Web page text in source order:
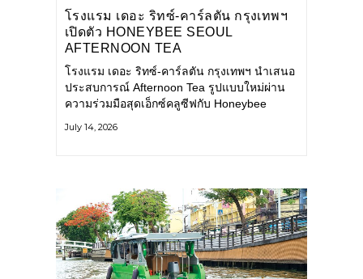
โรงแรม เดอะ ริทซ์-คาร์ลตัน กรุงเทพฯ
เปิดตัว HONEYBEE SEOUL
AFTERNOON TEA
COLLABORATION ณ คาเลโอ
(CALEŌ) ชวนสัมผัสเสน่ห์ของขนม
หวานร่วมสมัยจากกรุงโซล
โรงแรม เดอะ ริทซ์-คาร์ลตัน กรุงเทพฯ นำเสนอ
ประสบการณ์ Afternoon Tea รูปแบบใหม่ผ่าน
ความร่วมมือสุดเอ็กซ์คลูซีฟกับ Honeybee
ดังจากกรุงโซล นำโดยเชฟอึนจอง
July 14, 2026